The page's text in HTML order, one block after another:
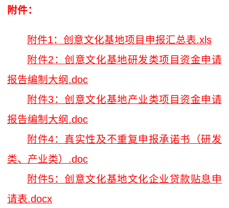
附件：
附件1：创意文化基地项目申报汇总表.xls
附件2：创意文化基地研发类项目资金申请
报告编制大纲.doc
附件3：创意文化基地产业类项目资金申请
报告编制大纲.doc
附件4：真实性及不重复申报承诺书（研发
类、产业类）.doc
附件5：创意文化基地文化企业贷款贴息申
请表.docx